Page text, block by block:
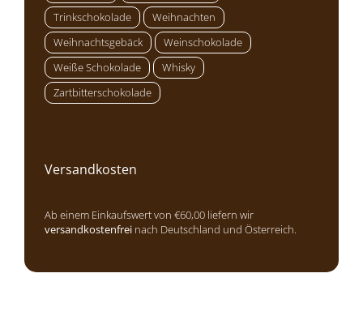
Trinkschokolade
Weihnachten
Weihnachtsgebäck
Weinschokolade
Weiße Schokolade
Whisky
Zartbitterschokolade
Versandkosten
Ab einem Einkaufswert von €60,00 liefern wir
versandkostenfrei nach Deutschland und Österreich.